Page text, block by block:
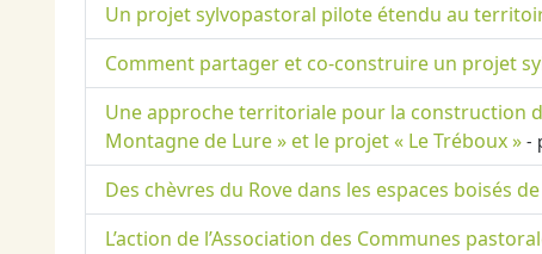
Un projet sylvopastoral pilote étendu au
Comment partager et co-construire un projet
Une approche territoriale pour la construction
Montagne de Lure » et le projet « Le Tréboux » -
Des chèvres du Rove dans les espaces boisés
L’action de l’Association des Communes